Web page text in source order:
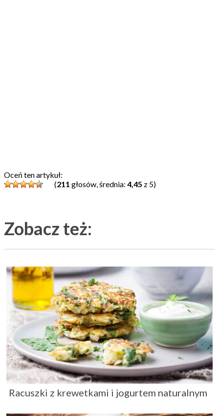
Oceń ten artykuł:
(211 głosów, średnia: 4,45 z 5)
Zobacz też:
Racuszki z krewetkami i jogurtem naturalnym